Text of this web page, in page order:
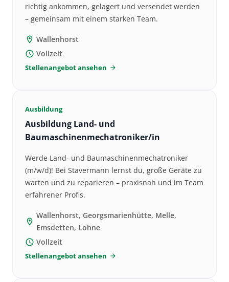
richtig ankommen, gelagert und versendet werden
– gemeinsam mit einem starken Team.
location_on Wallenhorst
schedule Vollzeit
Stellenangebot ansehen arrow_forward
Ausbildung
Ausbildung Land- und
Baumaschinenmechatroniker/in
Werde Land- und Baumaschinenmechatroniker
(m/w/d)! Bei Stavermann lernst du, große Geräte zu
warten und zu reparieren – praxisnah und im Team
erfahrener Profis.
location_on
Wallenhorst, Georgsmarienhütte, Melle,
Emsdetten, Lohne
schedule Vollzeit
Stellenangebot ansehen arrow_forward